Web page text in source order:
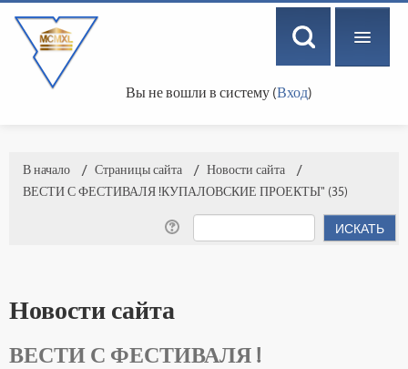
Вы не вошли в систему (Вход)
В начало → Страницы сайта → Новости сайта
→
ВЕСТИ С ФЕСТИВАЛЯ !КУПАЛОВСКИЕ ПРОЕКТЫ" (35)
Новости сайта
ВЕСТИ С ФЕСТИВАЛЯ !